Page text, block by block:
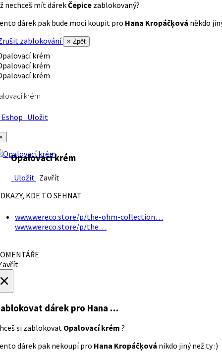
nechceš mít dárekČepice zablokovaný?
dárek pak bude moci koupit pro Hana Kropáčķová někdo
zablokování
× Zpět
krém
Uložit
Opalovací krém
Uložit Zavřít
KDE TO SEHNAT
www.wereco.store/p/the-ohm-collection…
www.wereco.store/p/the…
dárek pro Hana …
si zablokovat Opalovací krém ?
dárek pak nekoupí pro Hana Kropáčķová nikdo jiný než ty :)